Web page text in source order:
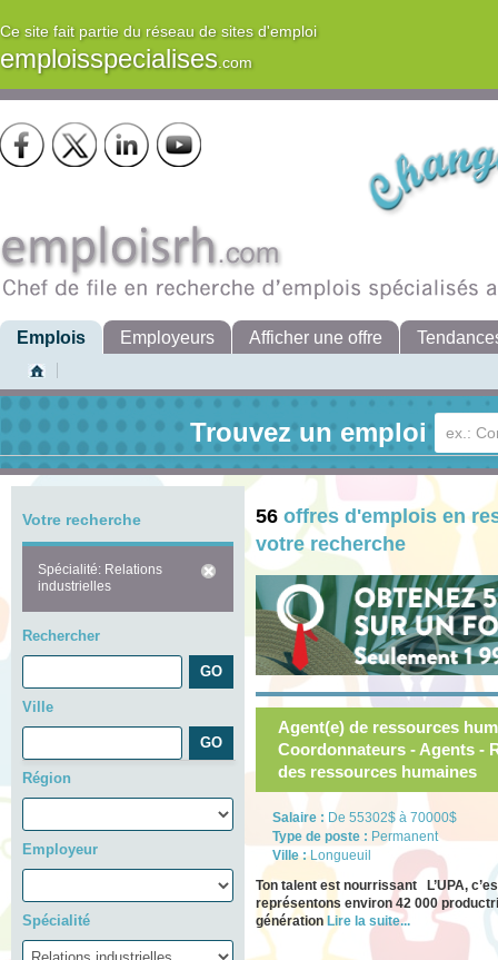
Ce site fait partie du réseau de sites d'emploi
emploisspecialises.com
Emplois Employeurs Afficher une offre
Trouvez un emploi
Votre recherche
Spécialité: Relations
industrielles
Rechercher
Ville
Région
Employeur
Spécialité
56 offres d'emplois en
votre recherche
Agent(e) de ressources
Coordonnateurs - Agents -
des ressources humaines
Salaire : De 55302$ à 70000$
Type de poste : Permanent
Ville :Longueuil
Ton talent est nourrissant L’UPA,
représentons environ 42 000
générationLire la suite...